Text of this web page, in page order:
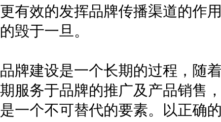
更有效的发挥品牌传播渠道的作
的毁于一旦。
品牌建设是一个长期的过程，随
期服务于品牌的推广及产品销售
是一个不可替代的要素。以正确